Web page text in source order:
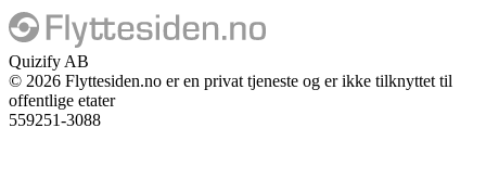
Quizify AB
© 2026 Flyttesiden.no er en privat tjeneste og er ikke tilknyttet til
offentlige etater
559251-3088